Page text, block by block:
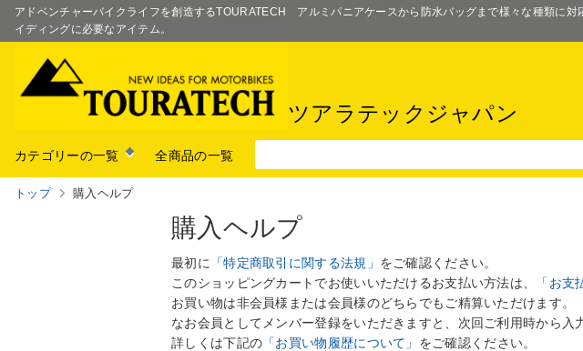
アドベンチャーバイクライフを創造するTOURATECH アルミパニアケースから防水バッグまで様々な種類
イディングに必要なアイテム。
ツアラテックジャパン
カテゴリーの一覧 全商品の一覧
トップ 購入ヘルプ
購入ヘルプ
最初に 「特定商取引に関する法規」 をご確認ください。
このショッピングカートでお使いいただけるお支払い方法は、
「お支
お買い物は非会員様または会員様のどちらでもご精算いただけます。
なお会員としてメンバー登録をいただきますと、次回ご利用時から入
詳しくは下記の 「お買い物履歴について」 をご確認ください。